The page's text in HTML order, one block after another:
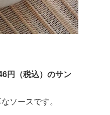
円（税込）のサン
ソースです。